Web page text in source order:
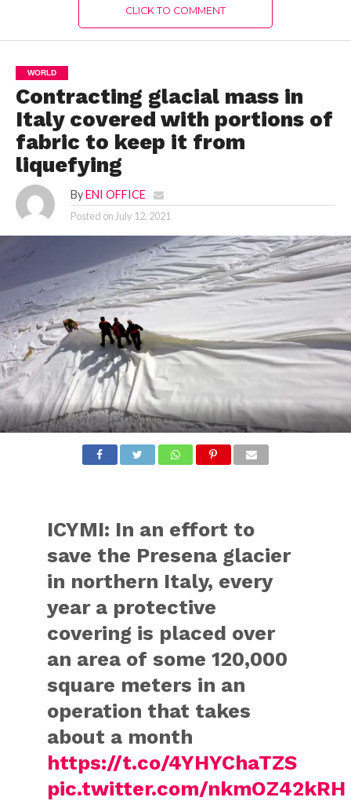
CLICK TO COMMENT
WORLD
Contracting glacial mass in
Italy covered with portions of
fabric to keep it from
liquefying
By ENI OFFICE
Posted on July 12, 2021
ICYMI: In an effort to
save the Presena glacier
in northern Italy, every
year a protective
covering is placed over
an area of some 120,000
square meters in an
operation that takes
about a month
https://t.co/4YHYChaTZS
pic.twitter.com/nkmOZ42kRH